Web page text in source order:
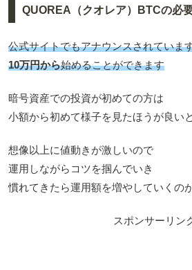
QUOREA（クオレア）BTCの必
公式サイトでもアナウンスされていま
10万円から始めることができます
暗号資産での投資が初めての方は
小額から初めて様子を見たほうが良い
想像以上に値動きが激しいので
運用しながらコツを掴んでいき
慣れてきたら運用額を増やしていくの
スポンサーリン